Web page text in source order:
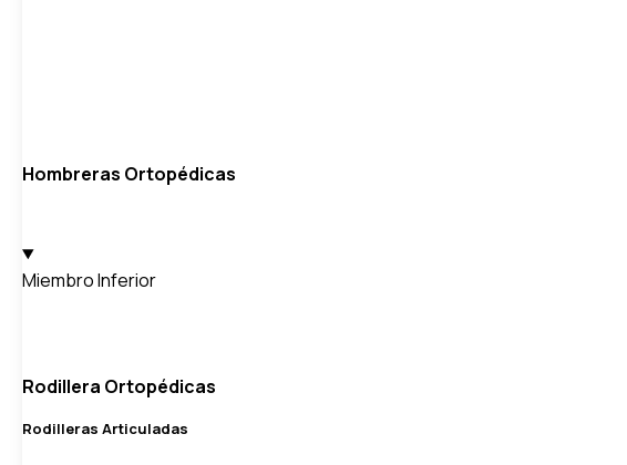
Hombreras Ortopédicas
Miembro Inferior
Rodillera Ortopédicas
Rodilleras Articuladas